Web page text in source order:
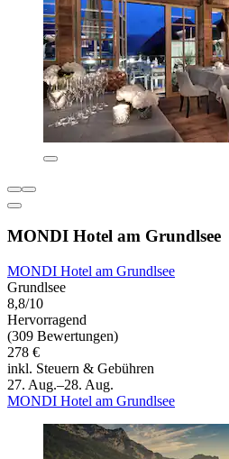
MONDI Hotel am Grundlsee
MONDI Hotel am Grundlsee
Grundlsee
8,8/10
Hervorragend
(309 Bewertungen)
278 €
inkl. Steuern & Gebühren
27. Aug.–28. Aug.
MONDI Hotel am Grundlsee